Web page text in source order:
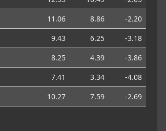
11.06 8.86
-2.20
9.43 6.25
-3.18
8.25 4.39
-3.86
7.41 3.34
-4.08
10.27 7.59 -2.69